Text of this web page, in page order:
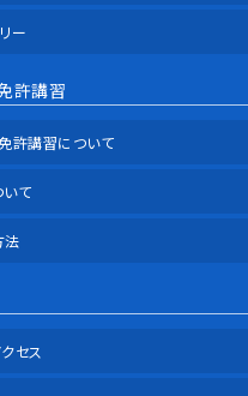
ー
許講習
許講習について
て
法
セス